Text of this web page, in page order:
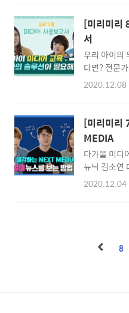
송연우 학생
요! 대표자
성하고 있는
셨습니다~!
KBS 신지혜
쿨 심석태 교
번째 사연입
스를 주로
요? 포털사
털에 대한
뉴스의 공정
죠. 스스로 뉴
[미리미리
서
우리 아이의
다면? 전문
교육 함께 해
2020.12.08
[미리미리
MEDIA
다가올 미디
뉴닉 김소연
어오늘 금준
https://
MEDIA에
2020.12.04
8